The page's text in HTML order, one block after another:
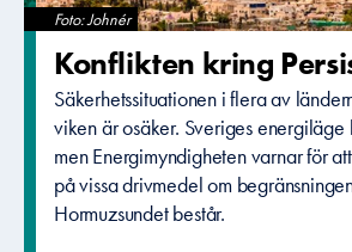
Foto: Johnér
Konflikten­ kring
Säkerhetssituationen i flera av
viken är osäker. Sveriges energiläge
men Energimyndigheten varnar för
på vissa drivmedel om
Hormuzsundet består.